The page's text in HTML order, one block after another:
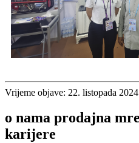
Vrijeme objave: 22. listopada 2024
o nama prodajna
karijere